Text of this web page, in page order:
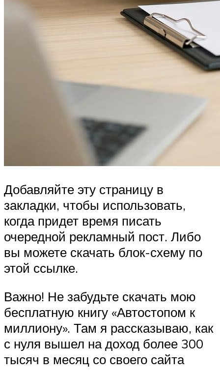
Добавляйте эту страницу в
закладки, чтобы использовать,
когда придет время писать
очередной рекламный пост. Либо
вы можете скачать блок-схему по
этой ссылке.
Важно! Не забудьте скачать мою
бесплатную книгу «Автостопом к
миллиону». Там я рассказываю, как
с нуля вышел на доход более 300
тысяч в месяц со своего сайта